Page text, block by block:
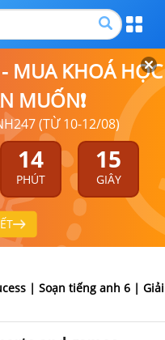
MUA KHOÁ HỌC
MUỐN❗
(TỪ 10-12/08)
14
PHÚT
14
GIÂY
| Soạn tiếng anh 6 | Giải